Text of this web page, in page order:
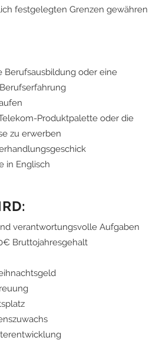
festgelegten Grenzen gewähren
Berufsausbildung oder eine
Produktpalette oder die
zu erwerben
in Englisch
verantwortungsvolle Aufgaben
Bruttojahresgehalt